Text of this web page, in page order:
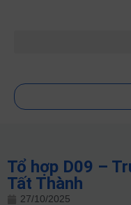
Tổ hợp D09 –
Tất Thành
27/10/2025